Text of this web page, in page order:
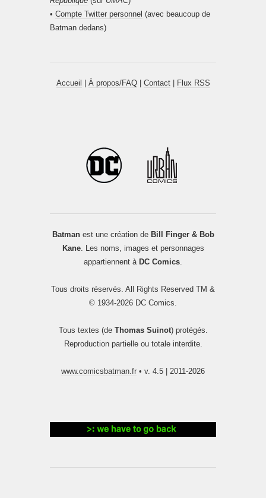
• Compte Twitter personnel (avec beaucoup de
Batman dedans)
Accueil À propos/FAQ| Contact| Flux RSS
Batmanest une création de Bill Finger & Bob
Kane. Les noms, images et personnages
appartiennent à DC Comics.
Tous droits réservés. All Rights Reserved TM &
© 1934-2026 DC Comics.
Tous textes (de Thomas Suinot) protégés.
Reproduction partielle ou totale interdite.
www.comicsbatman.fr • v. 4.5 | 2011-2026